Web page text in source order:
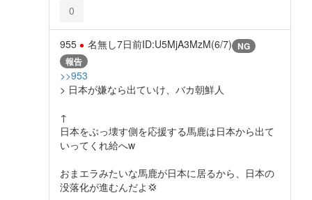
0
955 名無し7日前ID:U5MjA3MzM(6/7) NG
報告
>>953
> 日本が嫌なら出ていけ、バカ朝鮮人
↑
日本をぶっ壊す側を応援する馬鹿は日本から出て
いってくれ給へw
おまエラみたいな馬鹿が日本に居るから、日本の
没落化が進むんだよ💢